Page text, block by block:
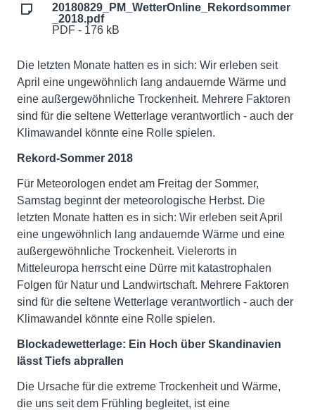
20180829_PM_WetterOnline_Rekordsommer
_2018.pdf
PDF - 176 kB
Die letzten Monate hatten es in sich: Wir erleben seit
April eine ungewöhnlich lang andauernde Wärme und
eine außergewöhnliche Trockenheit. Mehrere Faktoren
sind für die seltene Wetterlage verantwortlich - auch der
Klimawandel könnte eine Rolle spielen.
Rekord-Sommer 2018
Für Meteorologen endet am Freitag der Sommer,
Samstag beginnt der meteorologische Herbst. Die
letzten Monate hatten es in sich: Wir erleben seit April
eine ungewöhnlich lang andauernde Wärme und eine
außergewöhnliche Trockenheit. Vielerorts in
Mitteleuropa herrscht eine Dürre mit katastrophalen
Folgen für Natur und Landwirtschaft. Mehrere Faktoren
sind für die seltene Wetterlage verantwortlich - auch der
Klimawandel könnte eine Rolle spielen.
Blockadewetterlage: Ein Hoch über Skandinavien
lässt Tiefs abprallen
Die Ursache für die extreme Trockenheit und Wärme,
die uns seit dem Frühling begleitet, ist eine